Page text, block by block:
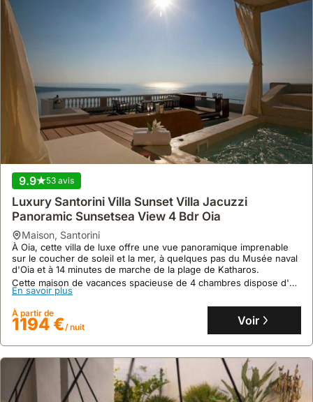
9.8
Atlantida Spacious Flat
maison
À Fira, cette villa de vacances se trouve à 7 minutes à pied du
Musée Archéologique de Théra et à 1 km de la Cathédrale
Métropolitaine Orthodoxe.
Ce logement de 90 m² dispose d'une cuisine équipée, de la
climatisation et d'une terrasse avec vue sur la mer, offrant un
accès facile aux activités nautiques.
En savoir plus
À partir de
211 €/ nuit Voir
9.9 53 avis
Luxury Santorini Villa Sunset Villa Jacuzzi
Panoramic Sunsetsea View 4 Bdr Oia
maison, Santorini
À Oia, cette villa de luxe offre une vue panoramique imprenable
sur le coucher de soleil et la mer, à quelques pas du Musée naval
d'Oia et à 14 minutes de marche de la plage de Katharos.
Cette maison de vacances spacieuse de 4 chambres dispose d'un
jacuzzi, d'une piscine, et se trouve à seulement 11 miles de
En savoir plus
À partir de
1194 €/ nuit Voir